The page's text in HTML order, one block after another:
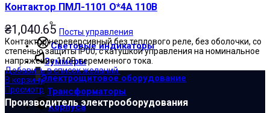
Посты управления
Световые индикаторы
Зуммеры
Электрощитовое оборудование
Трансформаторы
Корпуса
Контактор ПМЛ-1101 О*4А 110В
₴1,040.65
Контактор нереверсивный без теплового реле, без оболочки, со
степенью защиты IP00, с катушкой управления на номинальное
напряжение 110В переменного тока.
Добавить в список желаний
В корзину
Просмотр
Производитель электрооборудования